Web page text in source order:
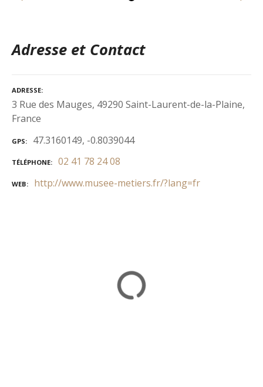
Adresse et Contact
ADRESSE
3 Rue des Mauges, 49290 Saint-Laurent-de-la-Plaine,
France
GPS 47.3160149, -0.8039044
TÉLÉPHONE 02 41 78 24 08
WEB http://www.musee-metiers.fr/?lang=fr